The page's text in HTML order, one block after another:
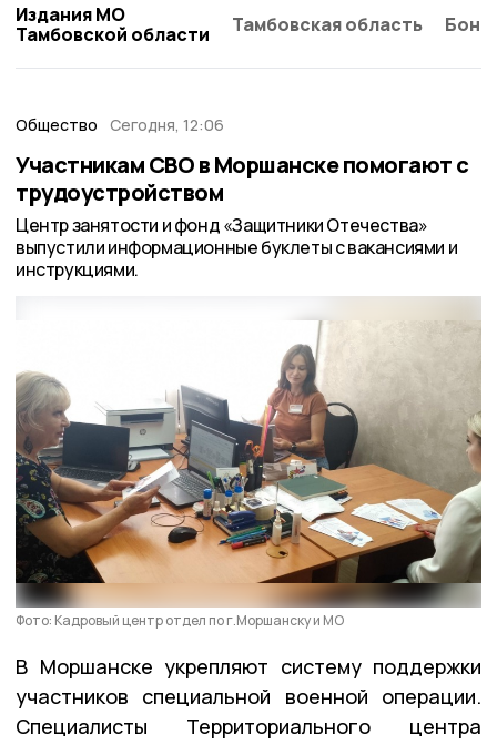
Издания МО
Тамбовской области
Тамбовская область
Общество Сегодня, 12:06
Участникам СВО в Моршанске помогают с
трудоустройством
Центр занятости и фонд «Защитники Отечества»
выпустили информационные буклеты с вакансиями и
инструкциями.
Фото: Кадровый центр отдел по г.Моршанску и МО
В Моршанске укрепляют систему поддержки
участников специальной военной операции.
Специалисты Территориального центра